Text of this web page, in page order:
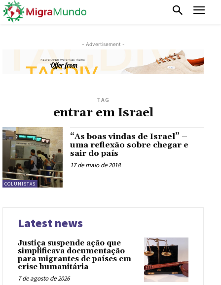
- Advertisement -
TAG
entrar em Israel
COLUNISTAS
“As boas vindas de Israel” –
uma reflexão sobre chegar e
sair do país
17 de maio de 2018
Latest news
Justiça suspende ação que
simplificava documentação
para migrantes de países em
crise humanitária
7 de agosto de 2026